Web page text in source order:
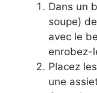
Dans un
soupe)
avec le
enrobez-
Placez
une